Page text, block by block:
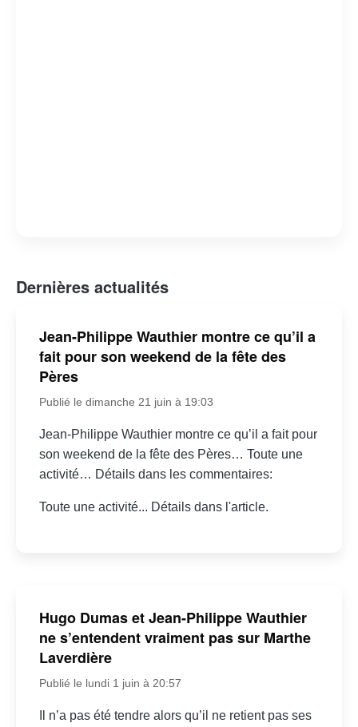
Dernières actualités
Jean-Philippe Wauthier montre ce qu’il a
fait pour son weekend de la fête des
Pères
Publié le dimanche 21 juin à 19:03
Jean-Philippe Wauthier montre ce qu’il a fait pour
son weekend de la fête des Pères… Toute une
activité… Détails dans les commentaires:
Toute une activité... Détails dans l'article.
Hugo Dumas et Jean-Philippe Wauthier
ne s’entendent vraiment pas sur Marthe
Laverdière
Publié le lundi 1 juin à 20:57
Il n’a pas été tendre alors qu’il ne retient pas ses